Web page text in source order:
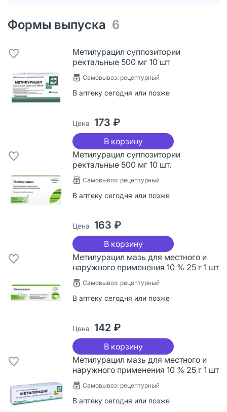
Формы выпуска 6
Метилурацил суппозитории
ректальные 500 мг 10 шт
Самовывоз: рецептурный
В аптеку сегодня или позже
Цена 173 ₽
В корзину
Метилурацил суппозитории
ректальные 500 мг 10 шт.
Самовывоз: рецептурный
В аптеку сегодня или позже
Цена 163 ₽
В корзину
Метилурацил мазь для местного и
наружного применения 10 % 25 г 1 шт
Самовывоз: рецептурный
В аптеку сегодня или позже
Цена 142 ₽
В корзину
Метилурацил мазь для местного и
наружного применения 10 % 25 г 1 шт
Самовывоз: рецептурный
В аптеку сегодня или позже